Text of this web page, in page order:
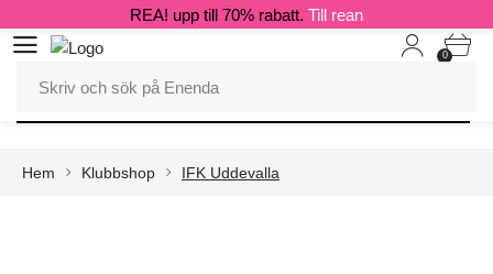
0
REA! upp till 70% rabatt. Till rean
Hem Klubbshop IFK Uddevalla